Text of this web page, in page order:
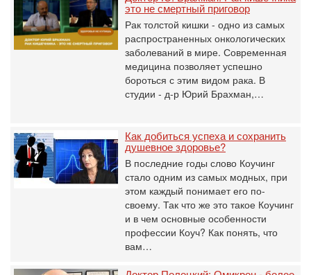
это не смертный приговор
Рак толстой кишки - одно из самых
распространенных онкологических
заболеваний в мире. Современная
медицина позволяет успешно
бороться с этим видом рака. В
студии - д-р Юрий Брахман,…
Как добиться успеха и сохранить
душевное здоровье?
В последние годы слово Коучинг
стало одним из самых модных, при
этом каждый понимает его по-
своему. Так что же это такое Коучинг
и в чем основные особенности
профессии Коуч? Как понять, что
вам…